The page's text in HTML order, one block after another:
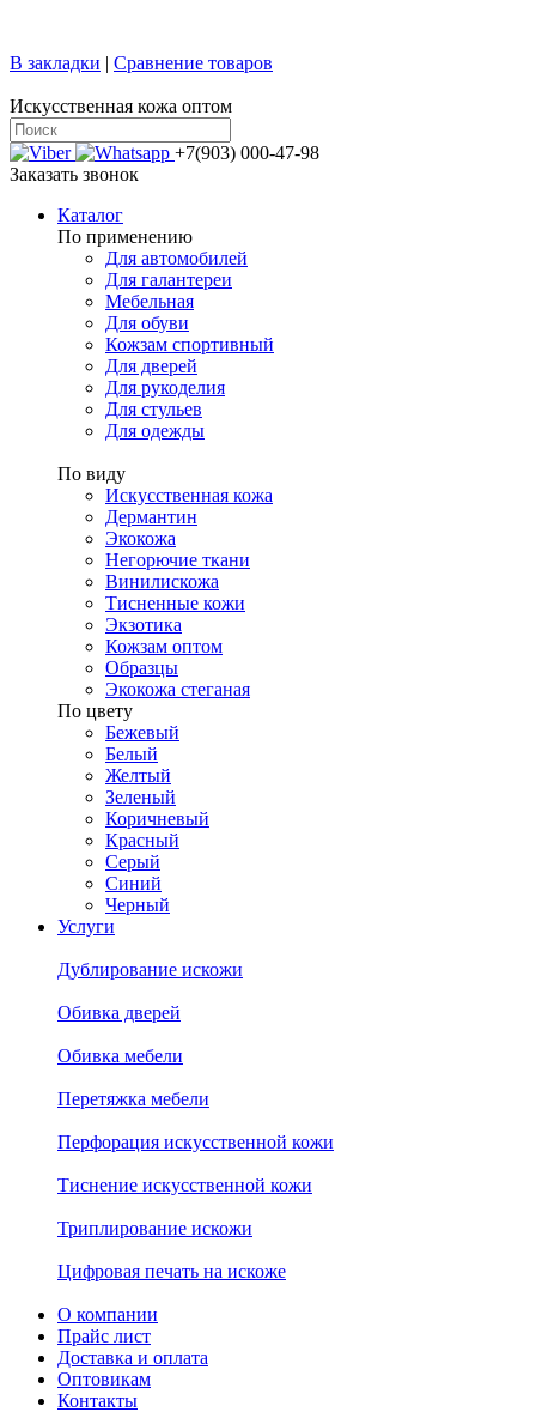
В закладки | Сравнение товаров
Искусственная кожа оптом
+7(903) 000-47-98
Заказать звонок
Каталог
По применению
Для автомобилей
Для галантереи
Мебельная
Для обуви
Кожзам спортивный
Для дверей
Для рукоделия
Для стульев
Для одежды
По виду
Искусственная кожа
Дермантин
Экокожа
Негорючие ткани
Винилискожа
Тисненные кожи
Экзотика
Кожзам оптом
Образцы
Экокожа стеганая
По цвету
Бежевый
Белый
Желтый
Зеленый
Коричневый
Красный
Серый
Синий
Черный
Услуги
Дублирование искожи
Обивка дверей
Обивка мебели
Перетяжка мебели
Перфорация искусственной кожи
Тиснение искусственной кожи
Триплирование искожи
Цифровая печать на искоже
О компании
Прайс лист
Доставка и оплата
Оптовикам
Контакты